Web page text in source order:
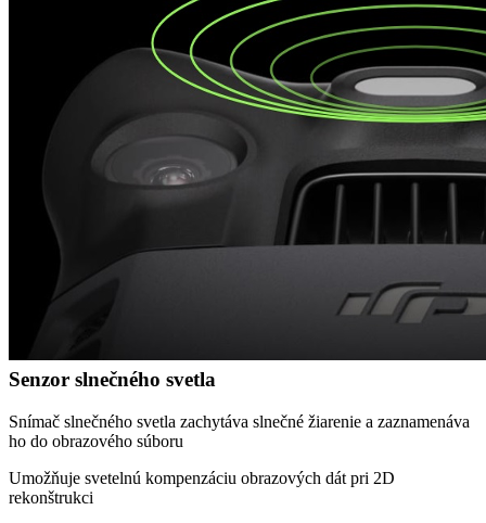
Senzor slnečného svetla
Snímač slnečného svetla zachytáva slnečné žiarenie a zaznamenáva
ho do obrazového súboru
Umožňuje svetelnú kompenzáciu obrazových dát pri 2D
rekonštrukci